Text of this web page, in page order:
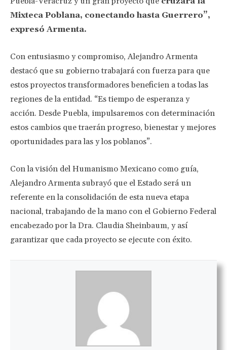
Mixteca Poblana, conectando hasta Guerrero”,
expresó Armenta.
Con entusiasmo y compromiso, Alejandro Armenta
destacó que su gobierno trabajará con fuerza para que
estos proyectos transformadores beneficien a todas las
regiones de la entidad. “Es tiempo de esperanza y
acción. Desde Puebla, impulsaremos con determinación
estos cambios que traerán progreso, bienestar y mejores
oportunidades para las y los poblanos”.
Con la visión del Humanismo Mexicano como guía,
Alejandro Armenta subrayó que el Estado será un
referente en la consolidación de esta nueva etapa
nacional, trabajando de la mano con el Gobierno Federal
encabezado por la Dra. Claudia Sheinbaum, y así
garantizar que cada proyecto se ejecute con éxito.